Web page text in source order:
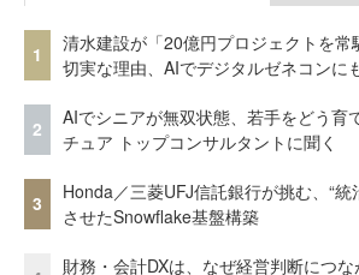
1
清水建設が「20億円プロジェクトを常
切実な理由、AIでデジタルゼネコンに
2
AIでシニアが無双状態、若手をどう育
チュア トップコンサルタントに聞く
3
Honda／三菱UFJ信託銀行が挑む、“統
させたSnowflake基盤構築
財務・会計DXは、なぜ経営判断につ